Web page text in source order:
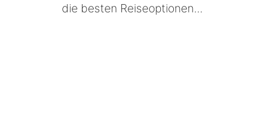
die besten Reiseoptionen...